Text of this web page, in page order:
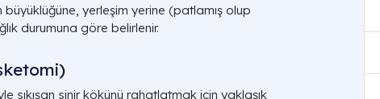
büyüklüğüne, yerleşim yerine (patlamış olup
durumuna göre belirlenir.
sıkışan sinir kökünü rahatlatmak için yaklaşık